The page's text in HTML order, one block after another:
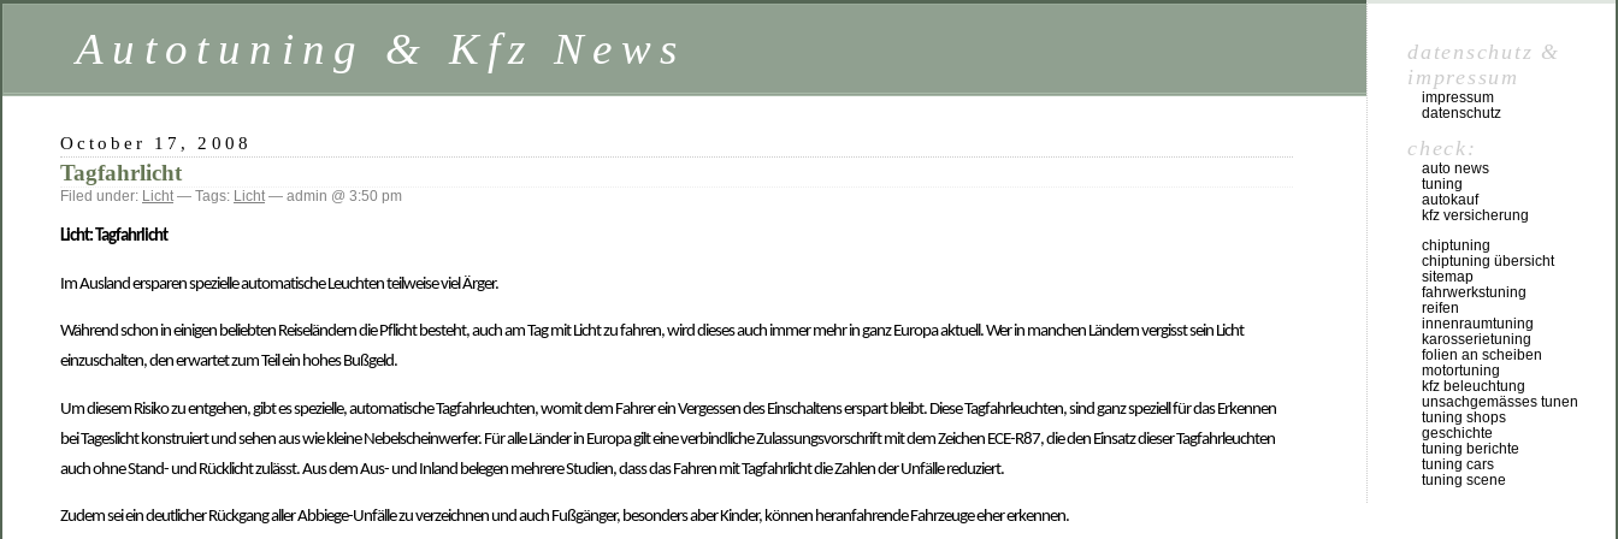
Autotuning & Kfz News
October 17, 2008
Tagfahrlicht
Filed under: Licht— Tags: Licht— admin @ 3:50 pm
Licht: Tagfahrlicht
Im Ausland ersparen spezielle automatische Leuchten teilweise viel Ärger.
Während schon in einigen beliebten Reiseländern die Pflicht besteht, auch am Tag mit Licht zu fahren, wird dieses auch immer mehr in ganz Europa aktuell. Wer in manchen Ländern vergisst sein Licht
einzuschalten, den erwartet zum Teil ein hohes Bußgeld.
Um diesem Risiko zu entgehen, gibt es spezielle, automatische Tagfahrleuchten, womit dem Fahrer ein Vergessen des Einschaltens erspart bleibt. Diese Tagfahrleuchten, sind ganz speziell für das Erkennen
bei Tageslicht konstruiert und sehen aus wie kleine Nebelscheinwerfer. Für alle Länder in Europa gilt eine verbindliche Zulassungsvorschrift mit dem Zeichen ECE-R87, die den Einsatz dieser Tagfahrleuchten
auch ohne Stand- und Rücklicht zulässt. Aus dem Aus- und Inland belegen mehrere Studien, dass das Fahren mit Tagfahrlicht die Zahlen der Unfälle reduziert.
Zudem sei ein deutlicher Rückgang aller Abbiege-Unfälle zu verzeichnen und auch Fußgänger, besonders aber Kinder, können heranfahrende Fahrzeuge eher erkennen.
datenschutz &
impressum
impressum
datenschutz
check:
auto news
tuning
autokauf
kfz versicherung
chiptuning
chiptuning übersicht
sitemap
fahrwerkstuning
reifen
innenraumtuning
karosserietuning
folien an scheiben
motortuning
kfz beleuchtung
unsachgemässes tunen
tuning shops
geschichte
tuning berichte
tuning cars
tuning scene